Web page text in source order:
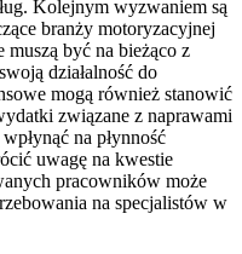
Kolejnym wyzwaniem są
branży motoryzacyjnej
muszą być na bieżąco z
działalność do
mogą również stanowić
związane z naprawami
na płynność
uwagę na kwestie
pracowników może
na specjalistów w